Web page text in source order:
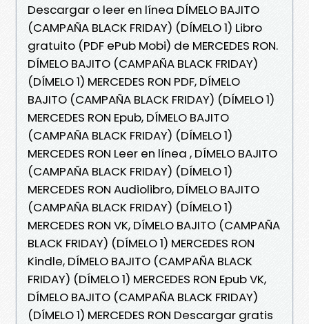
Descargar o leer en línea DÍMELO BAJITO
(CAMPAÑA BLACK FRIDAY) (DÍMELO 1) Libro
gratuito (PDF ePub Mobi) de MERCEDES RON.
DÍMELO BAJITO (CAMPAÑA BLACK FRIDAY)
(DÍMELO 1) MERCEDES RON PDF, DÍMELO
BAJITO (CAMPAÑA BLACK FRIDAY) (DÍMELO 1)
MERCEDES RON Epub, DÍMELO BAJITO
(CAMPAÑA BLACK FRIDAY) (DÍMELO 1)
MERCEDES RON Leer en línea , DÍMELO BAJITO
(CAMPAÑA BLACK FRIDAY) (DÍMELO 1)
MERCEDES RON Audiolibro, DÍMELO BAJITO
(CAMPAÑA BLACK FRIDAY) (DÍMELO 1)
MERCEDES RON VK, DÍMELO BAJITO (CAMPAÑA
BLACK FRIDAY) (DÍMELO 1) MERCEDES RON
Kindle, DÍMELO BAJITO (CAMPAÑA BLACK
FRIDAY) (DÍMELO 1) MERCEDES RON Epub VK,
DÍMELO BAJITO (CAMPAÑA BLACK FRIDAY)
(DÍMELO 1) MERCEDES RON Descargar gratis